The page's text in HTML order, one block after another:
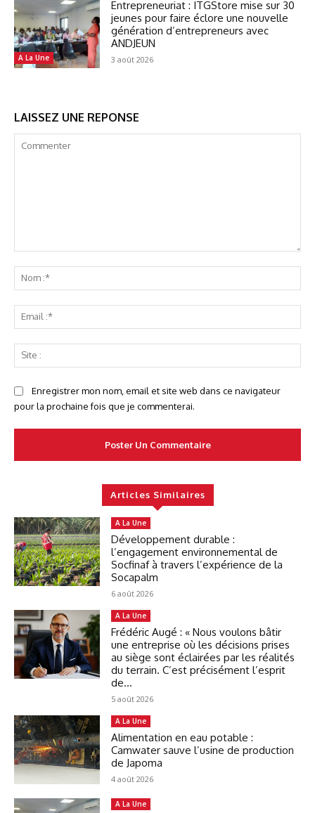
A La Une
Entrepreneuriat : ITGStore mise sur 30
jeunes pour faire éclore une nouvelle
génération d’entrepreneurs avec
ANDJEUN
3 août 2026
LAISSEZ UNE REPONSE
:*
:*
:
Enregistrer mon nom, email et site web dans ce navigateur
pour la prochaine fois que je commenterai.
Articles Similaires
A La Une
Développement durable :
l’engagement environnemental de
Socfinaf à travers l’expérience de la
Socapalm
6 août 2026
A La Une
Frédéric Augé : « Nous voulons bâtir
une entreprise où les décisions prises
au siège sont éclairées par les réalités
du terrain. C’est précisément l’esprit
de...
5 août 2026
A La Une
Alimentation en eau potable :
Camwater sauve l’usine de production
de Japoma
4 août 2026
A La Une